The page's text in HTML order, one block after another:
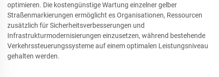
optimieren. Die kostengünstige Wartung einzelner gelber
Straßenmarkierungen ermöglicht es Organisationen, Ressourcen
zusätzlich für Sicherheitsverbesserungen und
Infrastrukturmodernisierungen einzusetzen, während bestehende
Verkehrssteuerungssysteme auf einem optimalen Leistungsniveau
gehalten werden.